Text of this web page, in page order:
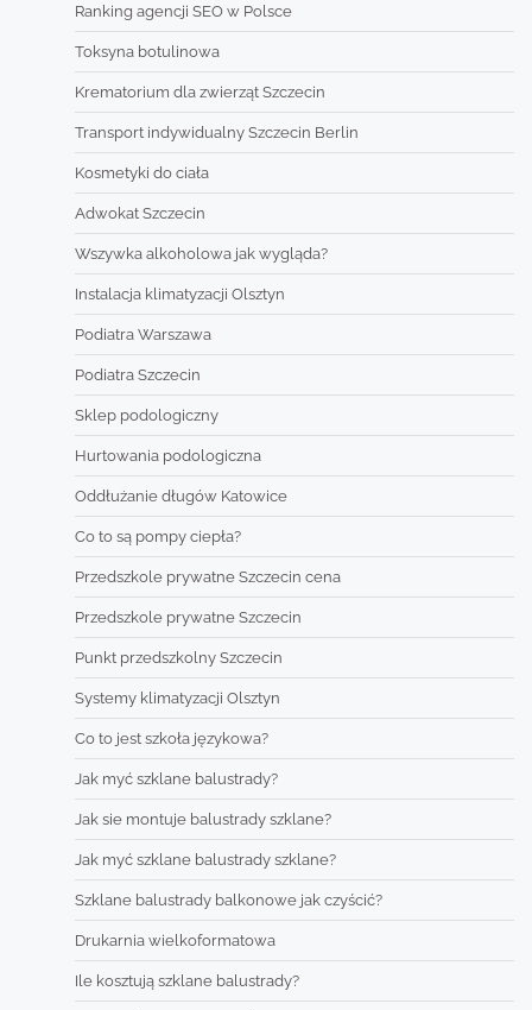
Ranking agencji SEO w Polsce
Toksyna botulinowa
Krematorium dla zwierząt Szczecin
Transport indywidualny Szczecin Berlin
Kosmetyki do ciała
Adwokat Szczecin
Wszywka alkoholowa jak wygląda?
Instalacja klimatyzacji Olsztyn
Podiatra Warszawa
Podiatra Szczecin
Sklep podologiczny
Hurtowania podologiczna
Oddłużanie długów Katowice
Co to są pompy ciepła?
Przedszkole prywatne Szczecin cena
Przedszkole prywatne Szczecin
Punkt przedszkolny Szczecin
Systemy klimatyzacji Olsztyn
Co to jest szkoła językowa?
Jak myć szklane balustrady?
Jak sie montuje balustrady szklane?
Jak myć szklane balustrady szklane?
Szklane balustrady balkonowe jak czyścić?
Drukarnia wielkoformatowa
Ile kosztują szklane balustrady?